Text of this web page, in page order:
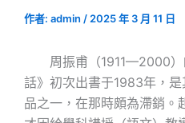
作者: admin / 2025 年 3 月 11 日
周振甫（1911—2000）
話》初次出書于1983年，
品之一，在那時頗為滯銷。